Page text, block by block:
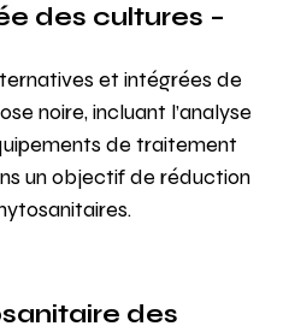
des cultures –
et intégrées de
noire, incluant l’analyse
de traitement
un objectif de réduction
des